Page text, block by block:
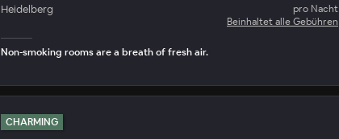
Heidelberg
pro Nacht
Beinhaltet alle Gebühren
Non-smoking rooms are a breath of fresh air.
CHARMING